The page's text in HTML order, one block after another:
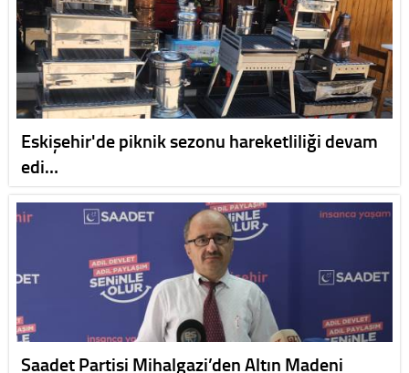
Eskişehir'de piknik sezonu hareketliliği devam
edi…
Saadet Partisi Mihalgazi’den Altın Madeni